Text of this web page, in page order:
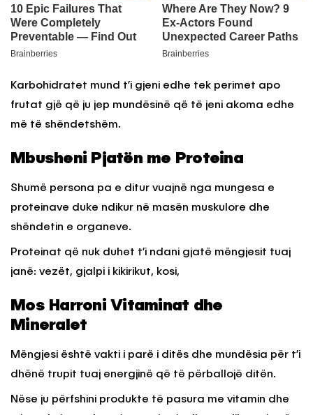
Karbohidratet mund t’i gjeni edhe tek perimet apo
frutat gjë që ju jep mundësinë që të jeni akoma edhe
më të shëndetshëm.
Mbusheni Pjatën me Proteina
Shumë persona pa e ditur vuajnë nga mungesa e
proteinave duke ndikur në masën muskulore dhe
shëndetin e organeve.
Proteinat që nuk duhet t’i ndani gjatë mëngjesit tuaj
janë: vezët, gjalpi i kikirikut, kosi,
Mos Harroni Vitaminat dhe
Mineralet
Mëngjesi është vakti i parë i ditës dhe mundësia për t’i
dhënë trupit tuaj energjinë që të përballojë ditën.
Nëse ju përfshini produkte të pasura me vitamin dhe